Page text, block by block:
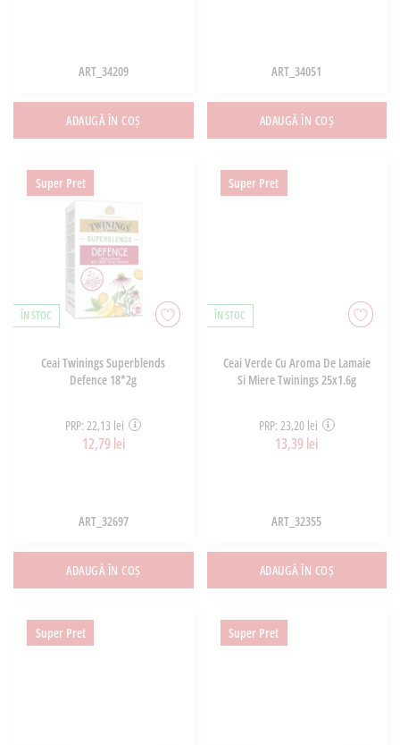
ART_34209
ADAUGĂ ÎN COȘ
ART_34051
ADAUGĂ ÎN COȘ
Super Pret
ÎN STOC
Ceai Twinings Superblends
Defence 18*2g
PRP: 22,13 lei
12,79 lei
ART_32697
ADAUGĂ ÎN COȘ
Super Pret
ÎN STOC
Ceai Verde Cu Aroma De Lamaie
Si Miere Twinings 25x1.6g
PRP: 23,20 lei
13,39 lei
ART_32355
ADAUGĂ ÎN COȘ
Super Pret Super Pret